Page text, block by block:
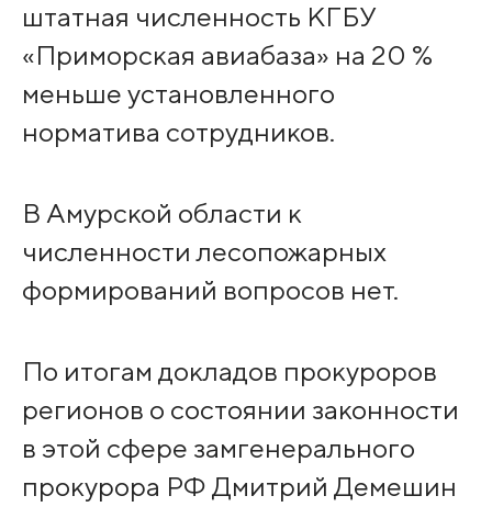
штатная численность КГБУ
«Приморская авиабаза» на 20 %
меньше установленного
норматива сотрудников.
В Амурской области к
численности лесопожарных
формирований вопросов нет.
По итогам докладов прокуроров
регионов о состоянии законности
в этой сфере замгенерального
прокурора РФ Дмитрий Демешин